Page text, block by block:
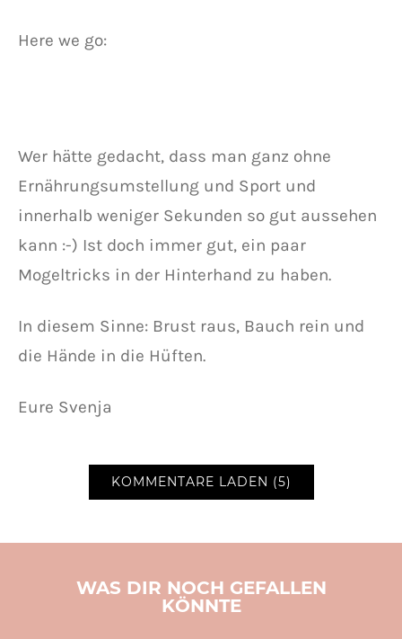
Here we go:
Wer hätte gedacht, dass man ganz ohne
Ernährungsumstellung und Sport und
innerhalb weniger Sekunden so gut aussehen
kann :-) Ist doch immer gut, ein paar
Mogeltricks in der Hinterhand zu haben.
In diesem Sinne: Brust raus, Bauch rein und
die Hände in die Hüften.
Eure Svenja
KOMMENTARE LADEN (5)
WAS DIR NOCH GEFALLEN
KÖNNTE